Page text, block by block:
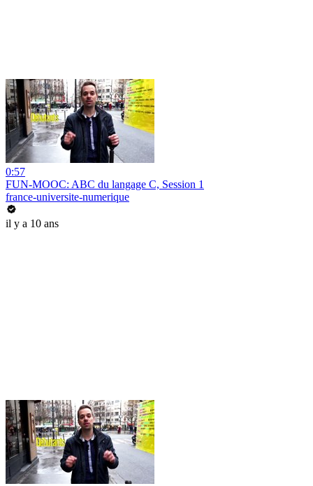
0:57
FUN-MOOC: ABC du langage C, Session 1
france-universite-numerique
il y a 10 ans